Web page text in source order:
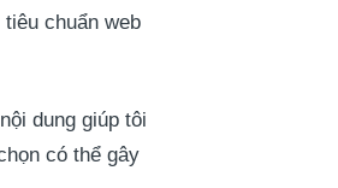
chuẩn web
dung giúp tôi
có thể gây